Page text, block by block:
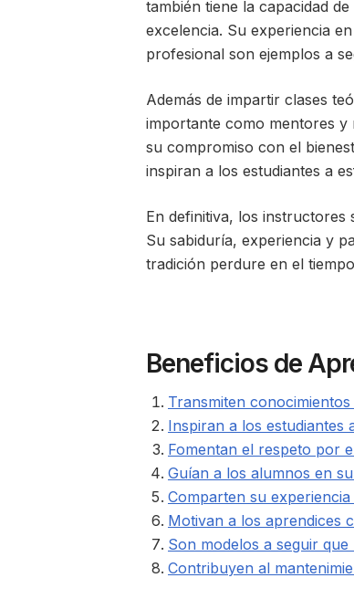
también tiene la capacidad
excelencia. Su experiencia
profesional son ejemplos a
Además de impartir clases
importante como mentores y
su compromiso con el
inspiran a los estudiantes a
En definitiva, los
Su sabiduría, experiencia y
tradición perdure en el
Beneficios de
Transmiten
Inspiran a los estudiantes
Fomentan el respeto por
Guían a los alumnos en
Comparten su
Motivan a los aprendices
Son modelos a seguir
Contribuyen al